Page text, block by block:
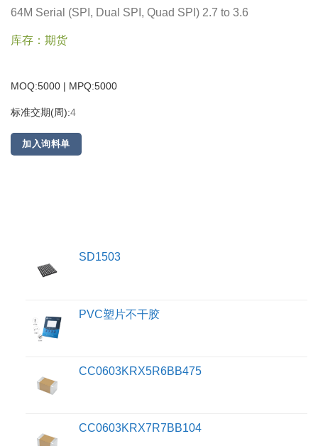
64M Serial (SPI, Dual SPI, Quad SPI) 2.7 to 3.6
库存：期货
MOQ:5000 | MPQ:5000
标准交期(周):4
加入询料单
SD1503
PVC塑片不干胶
CC0603KRX5R6BB475
CC0603KRX7R7BB104